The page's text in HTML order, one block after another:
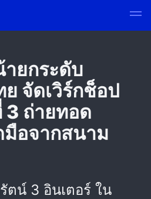
ายกระดับ
จัดเวิร์กช็อป
ถ่ายทอด
อจากสนาม
ตน์ 3 อินเตอร์ ใน